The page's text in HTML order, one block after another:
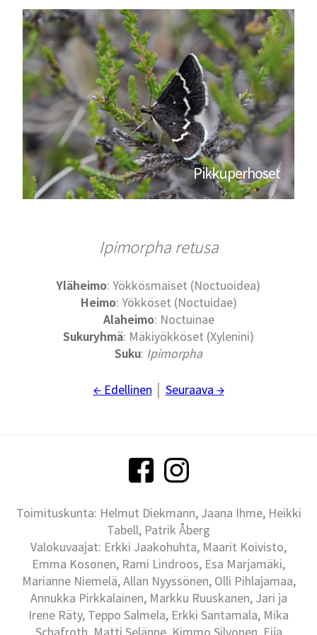
Pikkuperhoset
Ipimorpha retusa
Yläheimo: Yökkösmaiset (Noctuoidea)
Heimo: Yökköset (Noctuidae)
Alaheimo: Noctuinae
Sukuryhmä: Mäkiyökköset (Xylenini)
Suku: Ipimorpha
← Edellinen Seuraava →
Toimituskunta: Helmut Diekmann, Jaana Ihme, Heikki
Tabell, Patrik Åberg
Valokuvaajat: Erkki Jaakohuhta, Maarit Koivisto,
Emma Kosonen, Rami Lindroos, Esa Marjamäki,
Marianne Niemelä, Allan Nyyssönen, Olli Pihlajamaa,
Annukka Pirkkalainen, Markku Ruuskanen, Jari ja
Irene Räty, Teppo Salmela, Erkki Santamala, Mika